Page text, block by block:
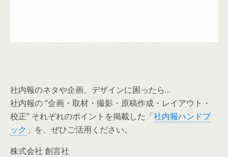
社内報のネタや企画、デザインに困ったら…
社内報の “企画・取材・撮影・原稿作成・レイアウト・
校正” それぞれのポイントを掲載した「社内報ハンドブ
ック 」を、ぜひご活用ください。
株式会社 創言社